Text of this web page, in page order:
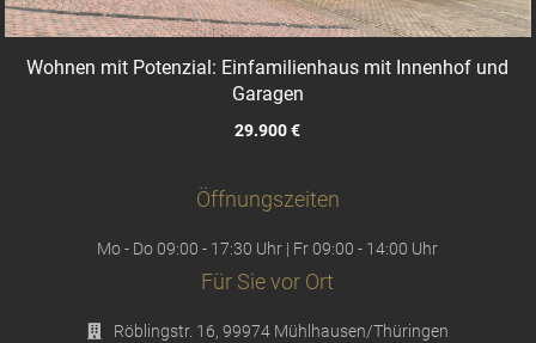
Wohnen mit Potenzial: Einfamilienhaus mit Innenhof und
Garagen
29.900 €
Öffnungszeiten
Mo - Do 09:00 - 17:30 Uhr | Fr 09:00 - 14:00 Uhr
Für Sie vor Ort
Röblingstr. 16, 99974 Mühlhausen/Thüringen